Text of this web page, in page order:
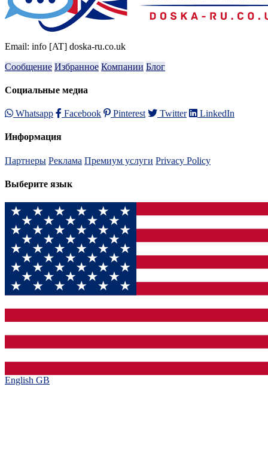
Email: info [AT] doska-ru.co.uk
Сообщение Избранное Компании Блог
Социальные медиа
Whatsapp Facebook Pinterest Twitter LinkedIn
Информация
Партнеры Реклама Премиум услуги Privacy Policy
Выберите язык
English GB‎